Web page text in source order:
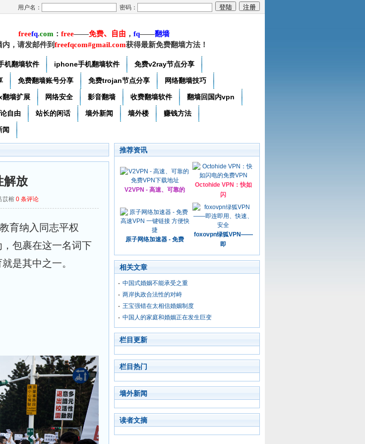
用户名： 密码：
freefq.com ： free——免费、自由 ， fq——翻墙
内，请发邮件到freefqcom#gmail.com获得最新免费翻墙方法！
机翻墙软件 iphone手机翻墙软件 免费v2ray节点分享
免费翻墙账号分享 免费trojan节点分享 网络翻墙技巧
墙扩展 网络安全 影音翻墙 收费翻墙软件 翻墙回国内vpn
自由 站长的闲话 墙外新闻 墙外楼 赚钱方法
闻
解放
苡榕 0 条评论
育纳入同志平权
包裹在这一名词下
是其中之一。
推荐资讯
V2VPN - 高速、可靠的
Octohide VPN：快如
闪
原子网络加速器 - 免费
foxovpn绿狐VPN——
即
相关文章
中国式婚姻不能承受之重
两岸执政合法性的对峙
王宝强错在太相信婚姻制度
中国人的家庭和婚姻正在发生巨变
栏目更新
栏目热门
墙外新闻
读者文摘